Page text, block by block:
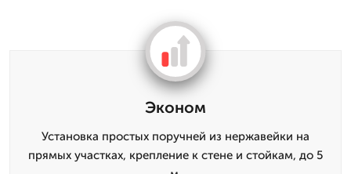
Эконом
Установка простых поручней из нержавейки на
прямых участках, крепление к стене и стойкам, до 5